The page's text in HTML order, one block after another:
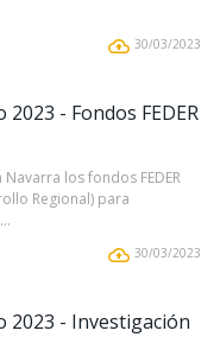
30/03/2023
- Fondos FEDER
los fondos FEDER
Regional) para
30/03/2023
2023 - Investigación